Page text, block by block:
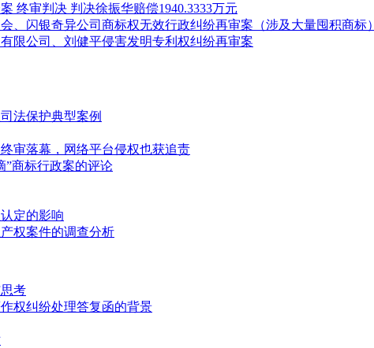
终审判决 判决徐振华赔偿1940.3333万元
、闪银奇异公司商标权无效行政纠纷再审案（涉及大量囤积商标）
限公司、刘健平侵害发明专利权纠纷再审案
法保护典型案例
审落幕，网络平台侵权也获追责
”商标行政案的评论
定的影响
权案件的调查分析
考
权纠纷处理答复函的背景